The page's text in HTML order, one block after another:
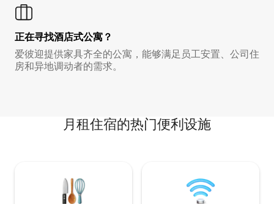
正在寻找酒店式公寓？
爱彼迎提供家具齐全的公寓，能够满足员工安置、公司住
房和异地调动者的需求。
月租住宿的热门便利设施